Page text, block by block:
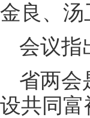
金良、
会议指
省两会
设共同